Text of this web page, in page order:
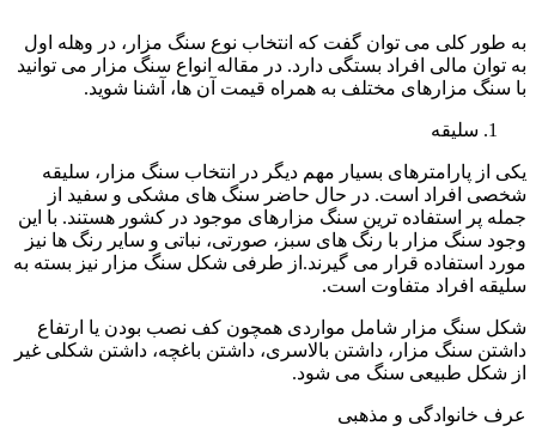
به طور کلی می توان گفت که انتخاب نوع سنگ مزار، در وهله اول
به توان مالی افراد بستگی دارد. در مقاله انواع سنگ مزار می توانید
با سنگ مزارهای مختلف به همراه قیمت آن ها، آشنا شوید.
سلیقه
یکی از پارامترهای بسیار مهم دیگر در انتخاب سنگ مزار، سلیقه
شخصی افراد است. در حال حاضر سنگ های مشکی و سفید از
جمله پر استفاده ترین سنگ مزارهای موجود در کشور هستند. با این
وجود سنگ مزار با رنگ های سبز، صورتی، نباتی و سایر رنگ ها نیز
مورد استفاده قرار می گیرند.از طرفی شکل سنگ مزار نیز بسته به
سلیقه افراد متفاوت است.
شکل سنگ مزار شامل مواردی همچون کف نصب بودن یا ارتفاع
داشتن سنگ مزار، داشتن بالاسری، داشتن باغچه، داشتن شکلی غیر
از شکل طبیعی سنگ می شود.
عرف خانوادگی و مذهبی